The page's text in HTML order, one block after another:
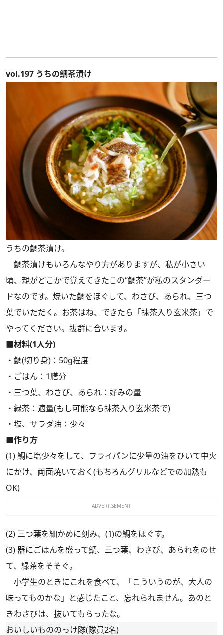
vol.197 うちの鯛茶漬け
うちの鯛茶漬け。
鯛茶漬けもいろんなやり方がありますが、私が小さい
頃、親がどこかで覚えてきたこの“鯛茶”が私のスタンダー
ドなのです。焼いた鯛をほぐして、わさび、あられ、三つ
葉でいただく。お茶はね、できたら「抹茶入り玄米茶」で
やってください。抜群に合います。
■材料(1人分)
・鯛(切り身)：50g程度
・ごはん：1膳分
・三つ葉、わさび、あられ：好みの量
・緑茶：適量(もし可能なら抹茶入り玄米茶で)
・塩、サラダ油：少々
■作り方
(1) 鯛に塩少々をして、フライパンに少量の油をひいて中火
にかけ、両面焼いておく(もちろんグリルなどでの加熱も
OK)
ADVERTISEMENT
(2) 三つ葉を細かめに刻み、(1)の鯛をほぐす。
(3) 器にごはんを盛って鯛、三つ葉、わさび、あられをのせ
て、緑茶をそそぐ。
小学生のときにこれを食べて、「こういうのが、大人の
味ってものかな」と感じたこと、忘れられません。あのと
きわさびは、抜いてもらったな。
おいしいもののっけ隊(隊員2名)